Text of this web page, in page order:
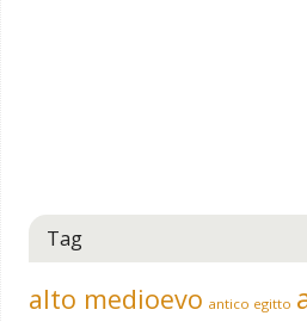
Tag
alto medioevo antico egitto